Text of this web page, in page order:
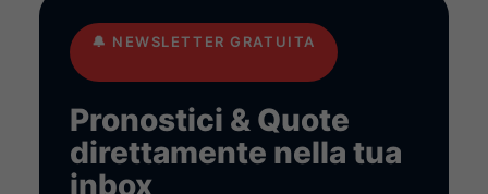
🔔 NEWSLETTER GRATUITA
Pronostici & Quote
direttamente nella tua
inbox